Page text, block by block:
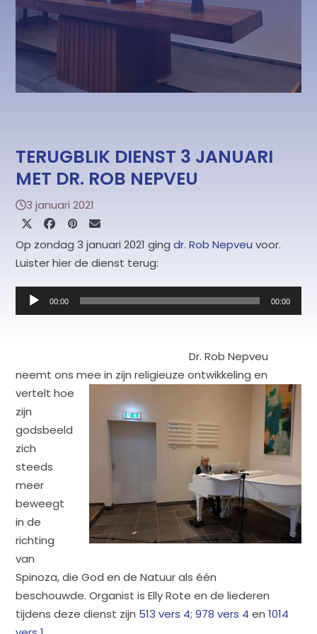
TERUGBLIK DIENST 3 JANUARI
MET DR. ROB NEPVEU
3 januari 2021
Op zondag 3 januari 2021 gingdr. Rob Nepveu voor.
Luister hier de dienst terug:
Audiospeler
00:00 00:00
Dr. Rob Nepveu
neemt ons mee in zijn religieuze ontwikkeling en
vertelt hoe
zijn
godsbeeld
zich
steeds
meer
beweegt
in de
richting
van
Spinoza, die God en de Natuur als één
beschouwde. Organist is Elly Rote en de liederen
tijdens deze dienst zijn 513 vers 4;978 vers 4 en1014